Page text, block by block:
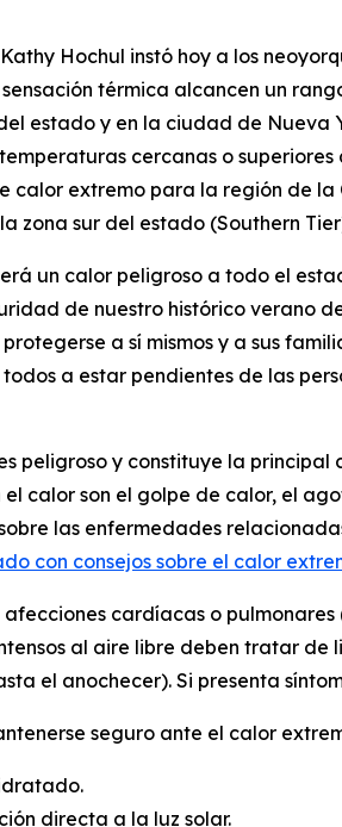
Hochul instó hoy a los
térmica alcancen un
estado y en la ciudad de Nueva
cercanas o
calor extremo para la región de
zona sur del estado (Southern
un calor peligroso a todo el
de nuestro histórico verano
a sí mismos y a sus
a estar pendientes de las
peligroso y constituye la
calor son el golpe de calor, el
las enfermedades
con consejos sobre el calor
afecciones cardíacas o
al aire libre deben tratar de
el anochecer). Si presenta
seguro ante el calor
directa a la luz solar.